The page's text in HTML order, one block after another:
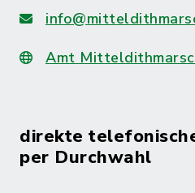
Amt
direkte
per Durchwahl